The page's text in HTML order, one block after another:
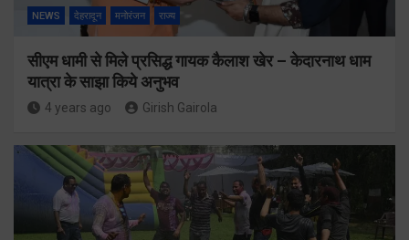
NEWS देहरादून मनोरंजन राज्य
सीएम धामी से मिले प्रसिद्ध गायक कैलाश खेर – केदारनाथ धाम
यात्रा के साझा किये अनुभव
4 years ago Girish Gairola